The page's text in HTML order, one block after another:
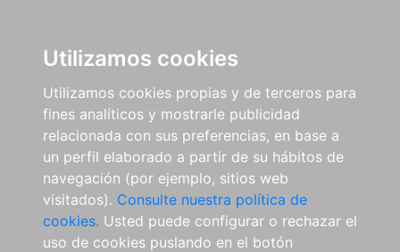
Utilizamos cookies
Utilizamos cookies propias y de terceros para
fines analíticos y mostrarle publicidad
relacionada con sus preferencias, en base a
un perfil elaborado a partir de su hábitos de
navegación (por ejemplo, sitios web
visitados). Consulte nuestra política de
cookies. Usted puede configurar o rechazar el
uso de cookies puslando en el botón